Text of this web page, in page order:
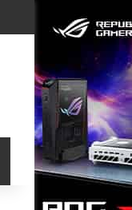
lateral
Switch skin